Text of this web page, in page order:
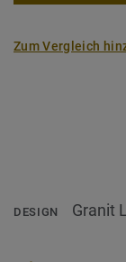
Entwicklung, die
nachhaltigen
Mehr über
Zum Vergleich
DESIGN Granit